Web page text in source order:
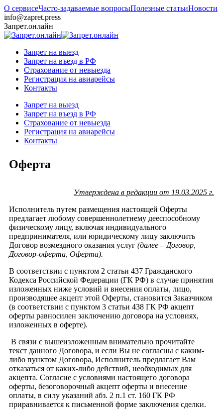
О сервисеЧасто-задаваемые вопросыПолезные статьиНовости
info@zapret.press
Запрет.онлайн
Запрет на выезд
Запрет на въезд в РФ
Страхование от невыезда
Регистрация на авиарейсы
Контакты
Запрет на выезд
Запрет на въезд в РФ
Страхование от невыезда
Регистрация на авиарейсы
Контакты
Оферта
Утверждена в редакции от 19.03.2025 г.
Исполнитель путем размещения настоящей Оферты
предлагает любому совершеннолетнему дееспособному
физическому лицу, включая индивидуального
предпринимателя, или юридическому лицу заключить
Договор возмездного оказания услуг (далее – Договор,
Договор-оферта, Оферта).
В соответствии с пунктом 2 статьи 437 Гражданского
Кодекса Российской Федерации (ГК РФ) в случае принятия
изложенных ниже условий и внесения оплаты, лицо,
производящее акцепт этой Оферты, становится Заказчиком
(в соответствии с пунктом 3 статьи 438 ГК РФ акцепт
оферты равносилен заключению договора на условиях,
изложенных в оферте).
В связи с вышеизложенным внимательно прочитайте
текст данного Договора, и если Вы не согласны с каким-
либо пунктом Договора, Исполнитель предлагает Вам
отказаться от каких-либо действий, необходимых для
акцепта. Согласие с условиями настоящего договора
оферты, безоговорочный акцепт оферты и внесение
оплаты, в силу указаний абз. 2 п.1 ст. 160 ГК РФ
приравнивается к письменной форме заключения сделки.